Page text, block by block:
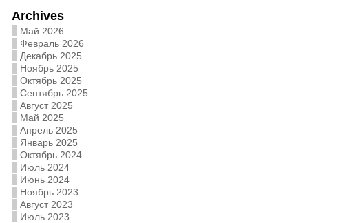
Archives
Май 2026
Февраль 2026
Декабрь 2025
Ноябрь 2025
Октябрь 2025
Сентябрь 2025
Август 2025
Май 2025
Апрель 2025
Январь 2025
Октябрь 2024
Июль 2024
Июнь 2024
Ноябрь 2023
Август 2023
Июль 2023